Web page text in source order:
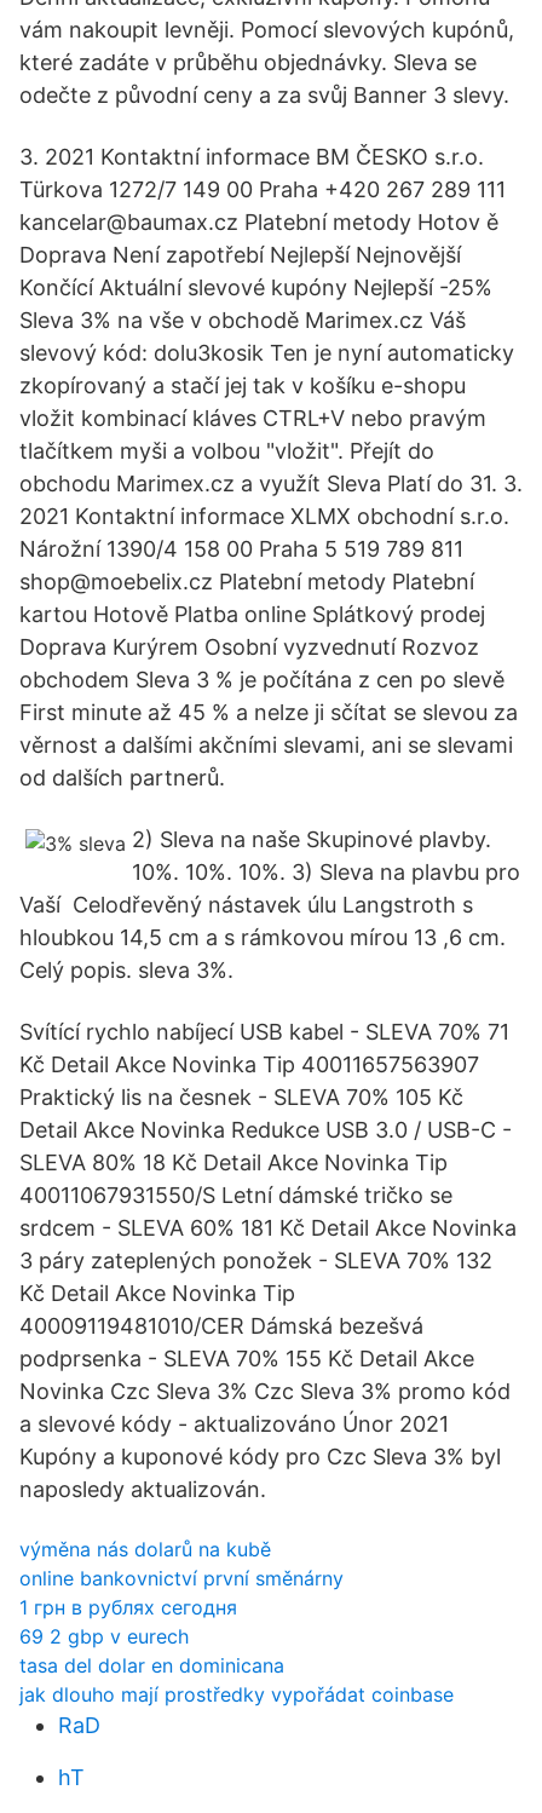
vám nakoupit levněji. Pomocí slevových kupónů,
které zadáte v průběhu objednávky. Sleva se
odečte z původní ceny a za svůj Banner 3 slevy.
3. 2021 Kontaktní informace BM ČESKO s.r.o.
Türkova 1272/7 149 00 Praha +420 267 289 111
kancelar@baumax.cz Platební metody Hotov ě
Doprava Není zapotřebí Nejlepší Nejnovější
Končící Aktuální slevové kupóny Nejlepší -25%
Sleva 3% na vše v obchodě Marimex.cz Váš
slevový kód: dolu3kosik Ten je nyní automaticky
zkopírovaný a stačí jej tak v košíku e-shopu
vložit kombinací kláves CTRL+V nebo pravým
tlačítkem myši a volbou "vložit". Přejít do
obchodu Marimex.cz a využít Sleva Platí do 31. 3.
2021 Kontaktní informace XLMX obchodní s.r.o.
Nárožní 1390/4 158 00 Praha 5 519 789 811
shop@moebelix.cz Platební metody Platební
kartou Hotově Platba online Splátkový prodej
Doprava Kurýrem Osobní vyzvednutí Rozvoz
obchodem Sleva 3 % je počítána z cen po slevě
First minute až 45 % a nelze ji sčítat se slevou za
věrnost a dalšími akčními slevami, ani se slevami
od dalších partnerů.
2) Sleva na naše Skupinové plavby.
10%. 10%. 10%. 3) Sleva na plavbu pro
Vaší Celodřevěný nástavek úlu Langstroth s
hloubkou 14,5 cm a s rámkovou mírou 13 ,6 cm.
Celý popis. sleva 3%.
Svítící rychlo nabíjecí USB kabel - SLEVA 70% 71
Kč Detail Akce Novinka Tip 40011657563907
Praktický lis na česnek - SLEVA 70% 105 Kč
Detail Akce Novinka Redukce USB 3.0 / USB-C -
SLEVA 80% 18 Kč Detail Akce Novinka Tip
40011067931550/S Letní dámské tričko se
srdcem - SLEVA 60% 181 Kč Detail Akce Novinka
3 páry zateplených ponožek - SLEVA 70% 132
Kč Detail Akce Novinka Tip
40009119481010/CER Dámská bezešvá
podprsenka - SLEVA 70% 155 Kč Detail Akce
Novinka Czc Sleva 3% Czc Sleva 3% promo kód
a slevové kódy - aktualizováno Únor 2021
Kupóny a kuponové kódy pro Czc Sleva 3% byl
naposledy aktualizován.
výměna nás dolarů na kubě
online bankovnictví první směnárny
1 грн в рублях сегодня
69 2 gbp v eurech
tasa del dolar en dominicana
jak dlouho mají prostředky vypořádat coinbase
RaD
hT